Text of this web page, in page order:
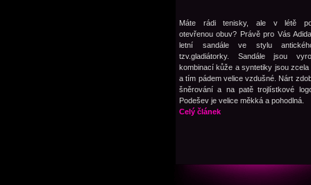
Máte rádi tenisky, ale v létě
otevřenou obuv? Právě pro Vás
letní sandále ve stylu
tzv.gladiátorky. Sandále jsou
kombinací kůže a syntetiky jsou zcela
a tím pádem velice vzdušné. Nárt
šněrování a na patě trojlístkové
Podešev je velice měkká a pohodlná.
Celý článek